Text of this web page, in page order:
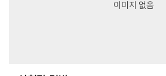
이미지 없음